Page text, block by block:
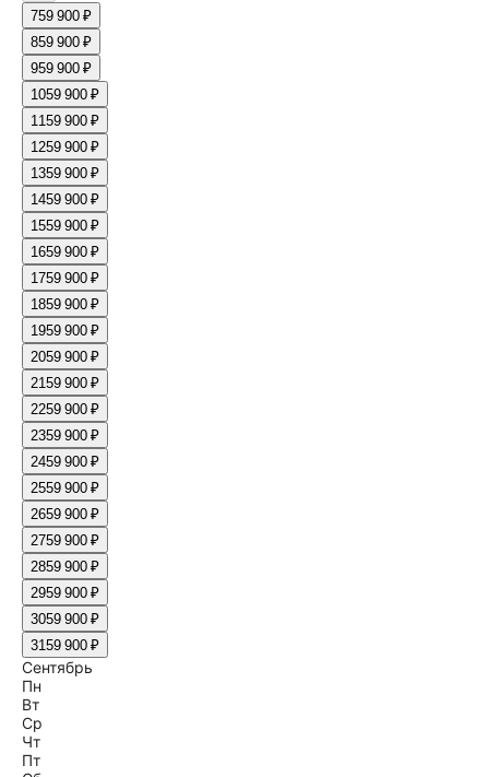
759 900 ₽
859 900 ₽
959 900 ₽
1059 900 ₽
1159 900 ₽
1259 900 ₽
1359 900 ₽
1459 900 ₽
1559 900 ₽
1659 900 ₽
1759 900 ₽
1859 900 ₽
1959 900 ₽
2059 900 ₽
2159 900 ₽
2259 900 ₽
2359 900 ₽
2459 900 ₽
2559 900 ₽
2659 900 ₽
2759 900 ₽
2859 900 ₽
2959 900 ₽
3059 900 ₽
3159 900 ₽
Сентябрь
Пн
Вт
Ср
Чт
Пт